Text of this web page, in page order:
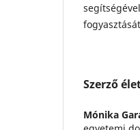
Szerző
Mónika